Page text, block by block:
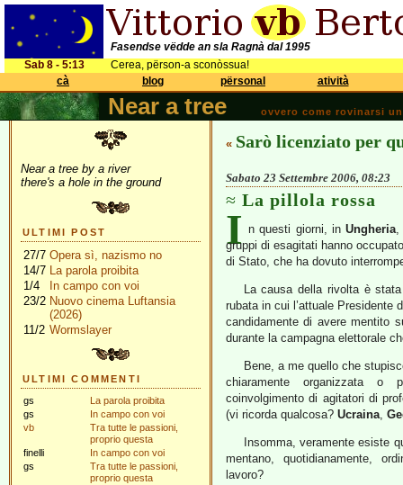
Fasendse vëdde an sla Ragnà dal 1995
Sab 8 - 5:13
Cerea, përson-a sconòssua!
cà
blog përsonal atività
Near a tree ovvero come rovinarsi
Near a tree by a river
there's a hole in the ground
ULTIMI POST
27/7 Opera sì, nazismo no
14/7 La parola proibita
1/4
In campo con voi
23/2 Nuovo cinema Luftansia
(2026)
11/2 Wormslayer
ULTIMI COMMENTI
gs
La parola proibita
gs
In campo con voi
vb
Tra tutte le passioni,
proprio questa
finelli
In campo con voi
gs
Tra tutte le passioni,
proprio questa
« Sarò licenziato per
Sabato 23 Settembre 2006, 08:23
La pillola rossa
I n questi giorni, in Ungheria,
gruppi di esagitati hanno
di Stato, che ha dovuto
La causa della rivolta è
rubata in cui l’attuale
candidamente di avere mentito
durante la campagna elettorale
Bene, a me quello che
chiaramente organizzata o
coinvolgimento di agitatori di
(vi ricorda qualcosa? Ucraina,
Insomma, veramente esiste
mentano, quotidianamente,
lavoro?